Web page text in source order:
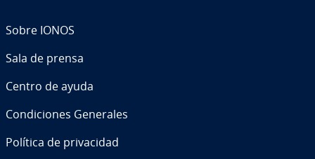
Sobre IONOS
Sala de prensa
Centro de ayuda
Co­n­di­cio­nes Generales
Política de pri­va­ci­dad